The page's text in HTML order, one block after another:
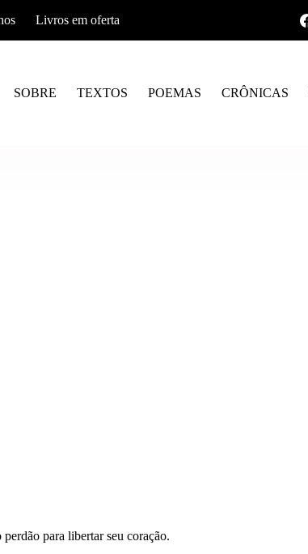
Livros em oferta
SOBRE TEXTOS POEMAS CRÔNICAS
para libertar seu coração.